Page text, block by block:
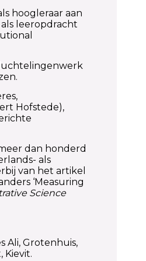
hoogleraar aan
leeropdracht
Hofstede),
dan honderd
als
van het artikel
‘Measuring
Science
Ali, Grotenhuis,
Kievit.